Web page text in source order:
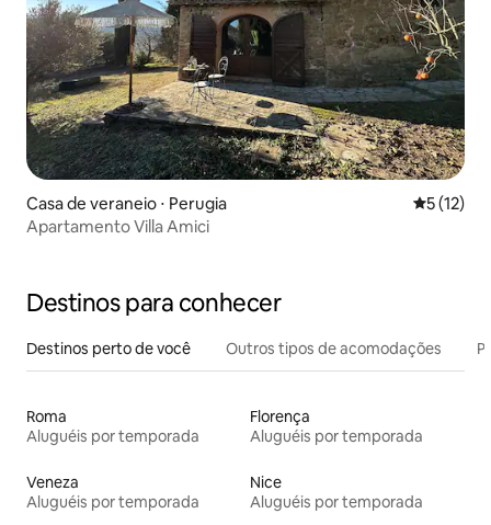
Casa de veraneio ⋅ Perugia 5 de uma
5 (12)
Apartamento Villa Amici
Destinos para conhecer
Destinos perto de você Outros tipos de acomodações
Roma
Aluguéis por temporada
Florença
Aluguéis por temporada
Veneza
Aluguéis por temporada
Nice
Aluguéis por temporada